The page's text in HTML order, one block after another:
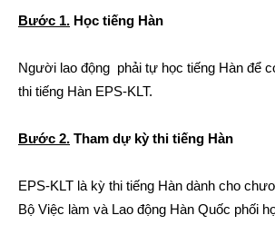
Bước 1. Học tiếng Hàn
Người lao động phải tự học tiếng Hàn để
thi tiếng Hàn EPS-KLT.
Bước 2. Tham dự kỳ thi tiếng Hàn
EPS-KLT là kỳ thi tiếng Hàn dành cho
Bộ Việc làm và Lao động Hàn Quốc phối